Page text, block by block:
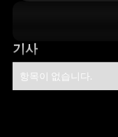
기사
항목이 없습니다.